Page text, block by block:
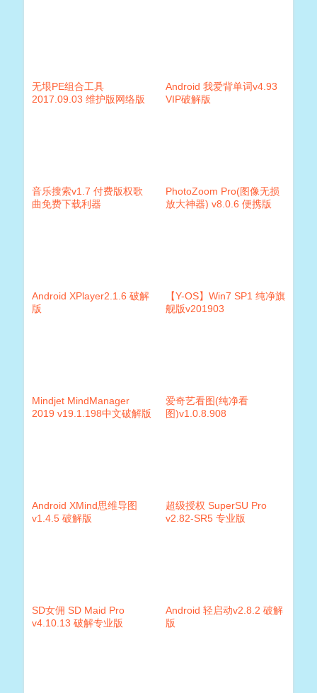
无垠PE组合工具
2017.09.03 维护版网络版
Android 我爱背单词v4.93
VIP破解版
音乐搜索v1.7 付费版权歌
曲免费下载利器
PhotoZoom Pro(图像无损
放大神器) v8.0.6 便携版
Android XPlayer2.1.6 破解
版
【Y-OS】Win7 SP1 纯净旗
舰版v201903
Mindjet MindManager
2019 v19.1.198中文破解版
爱奇艺看图(纯净看
图)v1.0.8.908
Android XMind思维导图
v1.4.5 破解版
超级授权 SuperSU Pro
v2.82-SR5 专业版
SD女佣 SD Maid Pro
v4.10.13 破解专业版
Android 轻启动v2.8.2 破解
版